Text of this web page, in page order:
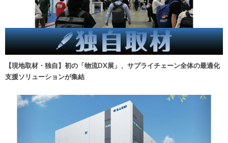
【現地取材・独自】初の「物流DX展」、サプライチェーン全体の最適化
支援ソリューションが集結